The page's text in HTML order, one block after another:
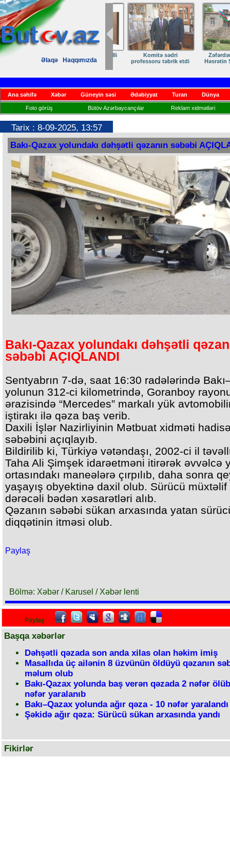
Əlaqə Haqqımızda
Zəfərdən Qayıdışa –
Həsrətin Sonu Yaxındır
ANA DİLİMİZ
Ana səhifə Xəbər Güneyin səsi Ədəbiyyat Turan Dünya
Foto görüş Bütöv Azərbaycançılar Reklam xidmətləri
Tarix : 8-09-2025, 13:57
Bakı-Qazax yolundakı dəhşətli qəzanın səbəbi
Bakı-Qazax yolundakı dəhşətli
səbəbi AÇIQLANDI
Sentyabrın 7-də, saat 16:30 radələrində
yolunun 312-ci kilometrində, Goranboy
ərazisində “Mercedes” markalı yük
iştirakı ilə qəza baş verib.
Daxili İşlər Nazirliyinin Mətbuat xidməti
səbəbini açıqlayıb.
Bildirilib ki, Türkiyə vətəndaşı, 2002-ci il
Taha Ali Şimşek idarəetməni itirərək əvvəlcə
ortasındakı maneələrə çırpılıb, daha sonra
yaşayış obyektinə daxil olub. Sürücü müxtəlif
dərəcəli bədən xəsarətləri alıb.
Qəzanın səbəbi sükan arxasında yatan
diqqətinin itməsi olub.
Paylaş
Bölmə: Xəbər / Karusel / Xəbər lenti
Paylaş
Başqa xəbərlər
Dəhşətli qəzada son anda xilas olan həkim imiş
Masallıda üç ailənin 8 üzvünün öldüyü qəzanın
məlum olub
Bakı-Qazax yolunda baş verən qəzada 2 nəfər
nəfər yaralanıb
Bakı–Qazax yolunda ağır qəza - 10 nəfər yaralandı
Şəkidə ağır qəza: Sürücü sükan arxasında yandı
Fikirlər